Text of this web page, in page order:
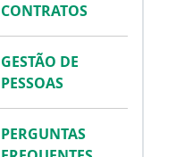
CONTRATOS
GESTÃO DE
PESSOAS
PERGUNTAS